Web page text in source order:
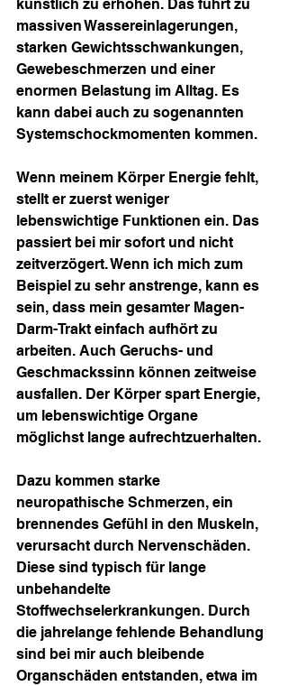
künstlich zu erhöhen. Das führt zu
massiven Wassereinlagerungen,
starken Gewichtsschwankungen,
Gewebeschmerzen und einer
enormen Belastung im Alltag. Es
kann dabei auch zu sogenannten
Systemschockmomenten kommen.
Wenn meinem Körper Energie fehlt,
stellt er zuerst weniger
lebenswichtige Funktionen ein. Das
passiert bei mir sofort und nicht
zeitverzögert. Wenn ich mich zum
Beispiel zu sehr anstrenge, kann es
sein, dass mein gesamter Magen-
Darm-Trakt einfach aufhört zu
arbeiten. Auch Geruchs- und
Geschmackssinn können zeitweise
ausfallen. Der Körper spart Energie,
um lebenswichtige Organe
möglichst lange aufrechtzuerhalten.
Dazu kommen starke
neuropathische Schmerzen, ein
brennendes Gefühl in den Muskeln,
verursacht durch Nervenschäden.
Diese sind typisch für lange
unbehandelte
Stoffwechselerkrankungen. Durch
die jahrelange fehlende Behandlung
sind bei mir auch bleibende
Organschäden entstanden, etwa im